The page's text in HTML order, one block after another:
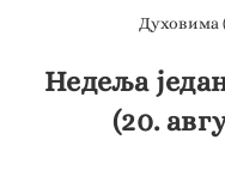
Недеља
(20.